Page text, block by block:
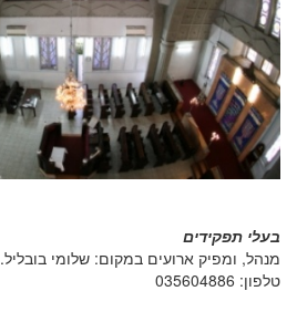
בעלי תפקידים
מנהל, ומפיק ארועים במקום: שלומי בובליל.
טלפון: 035604886